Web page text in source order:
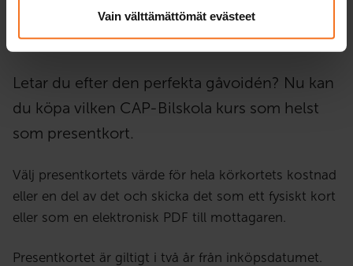
Vain välttämättömät evästeet
Presentkorttill bilskola!
Letar du efter den perfekta gåvoidén? Nu kan
du köpa vilken CAP-Bilskola kurs som helst
som presentkort.
Välj presentkortets värde för hela körkortets kostnad
eller en del av det och skicka det som ett fysiskt kort
eller som en elektronisk PDF till mottagaren.
Presentkortet är giltigt i två år från inköpsdatumet.